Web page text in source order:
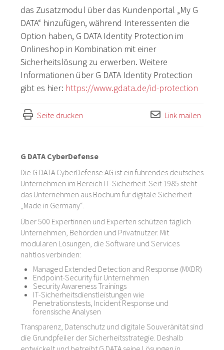
das Zusatzmodul über das Kundenportal „My G
DATA“ hinzufügen, während Interessenten die
Option haben, G DATA Identity Protection im
Onlineshop in Kombination mit einer
Sicherheitslösung zu erwerben. Weitere
Informationen über G DATA Identity Protection
gibt es hier: https://www.gdata.de/id-protection
Seite drucken Link mailen
G DATA CyberDefense
Die G DATA CyberDefense AG ist ein führendes deutsches
Unternehmen im Bereich IT-Sicherheit. Seit 1985 steht
das Unternehmen aus Bochum für digitale Sicherheit
„Made in Germany“.
Über 500 Expertinnen und Experten schützen täglich
Unternehmen, Behörden und Privatnutzer. Mit
modularen Lösungen, die Software und Services
nahtlos verbinden:
Managed Extended Detection and Response (MXDR)
Endpoint-Security für Unternehmen
Security Awareness Trainings
IT-Sicherheitsdienstleistungen wie
Penetrationstests, Incident Response und
forensische Analysen
Transparenz, Datenschutz und digitale Souveränität sind
die Grundpfeiler der Sicherheitsstrategie. Deshalb